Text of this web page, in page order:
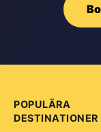
POPULÄRA
DESTINATIONER